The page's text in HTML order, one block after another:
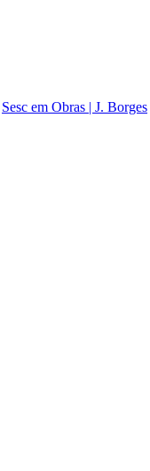
Sesc em Obras | J. Borges